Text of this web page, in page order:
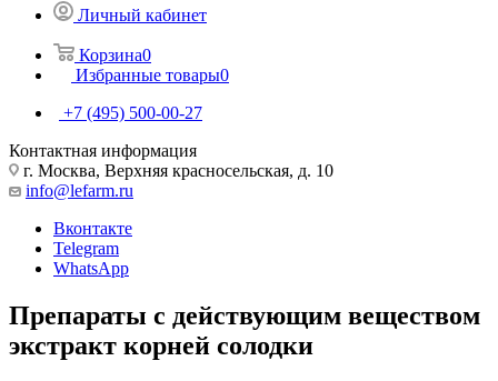
Личный кабинет
Корзина0
Избранные товары0
+7 (495) 500-00-27
Контактная информация
г. Москва, Верхняя красносельская, д. 10
info@lefarm.ru
Вконтакте
Telegram
WhatsApp
Препараты с действующим веществом
экстракт корней солодки